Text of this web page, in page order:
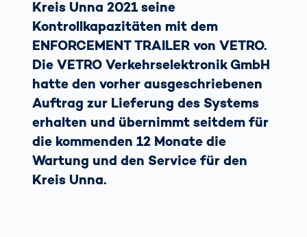
Kreis Unna 2021 seine
Kontrollkapazitäten mit dem
ENFORCEMENT TRAILER von VETRO.
Die VETRO Verkehrselektronik GmbH
hatte den vorher ausgeschriebenen
Auftrag zur Lieferung des Systems
erhalten und übernimmt seitdem für
die kommenden 12 Monate die
Wartung und den Service für den
Kreis Unna.